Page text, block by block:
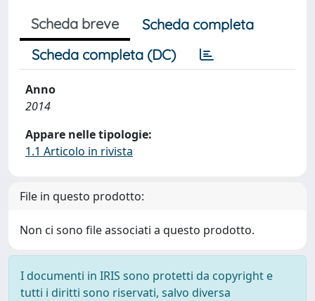
Scheda breve
Scheda completa
Scheda completa (DC)
Anno
2014
Appare nelle tipologie:
1.1 Articolo in rivista
File in questo prodotto:
Non ci sono file associati a questo prodotto.
I documenti in IRIS sono protetti da copyright e
tutti i diritti sono riservati, salvo diversa